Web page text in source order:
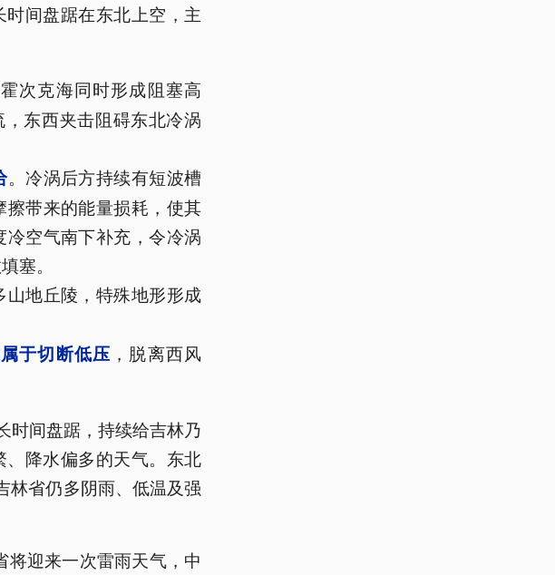
间盘踞在东北上空，主
次克海同时形成阻塞高
东西夹击阻碍东北冷涡
。冷涡后方持续有短波槽
带来的能量损耗，使其
空气南下补充，令冷涡
塞。
山地丘陵，特殊地形形成
于切断低压 ，脱离西风
时间盘踞，持续给吉林乃
降水偏多的天气。东北
林省仍多阴雨、低温及强
迎来一次雷雨天气，中